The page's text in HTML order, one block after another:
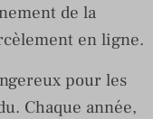
de la
en ligne.
pour les
Chaque année,